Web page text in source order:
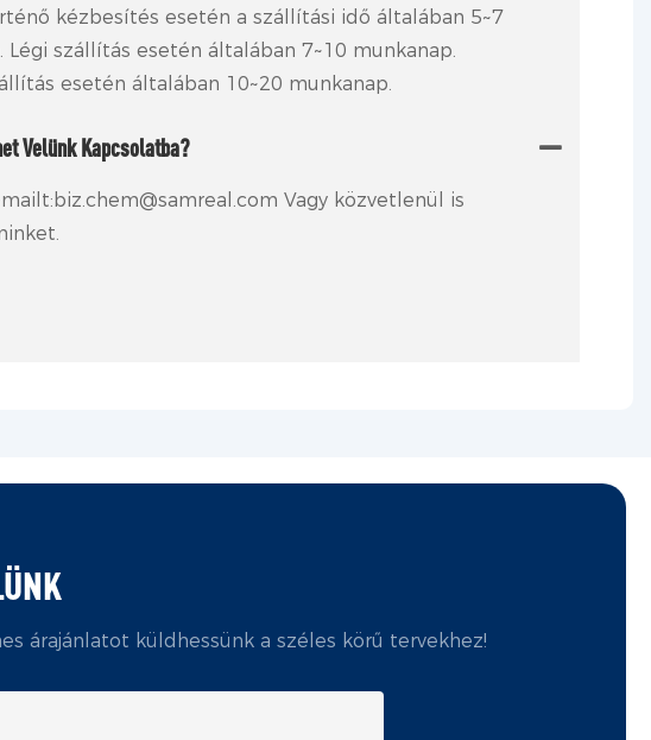
kézbesítés esetén a szállítási idő általában 5~7
Légi szállítás esetén általában 7~10 munkanap.
esetén általában 10~20 munkanap.
Velünk Kapcsolatba?
Vagy közvetlenül is
árajánlatot küldhessünk a széles körű tervekhez!